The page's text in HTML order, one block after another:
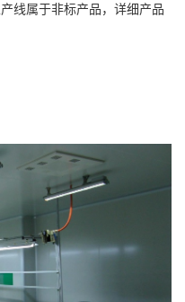
线属于非标产品，详细产品